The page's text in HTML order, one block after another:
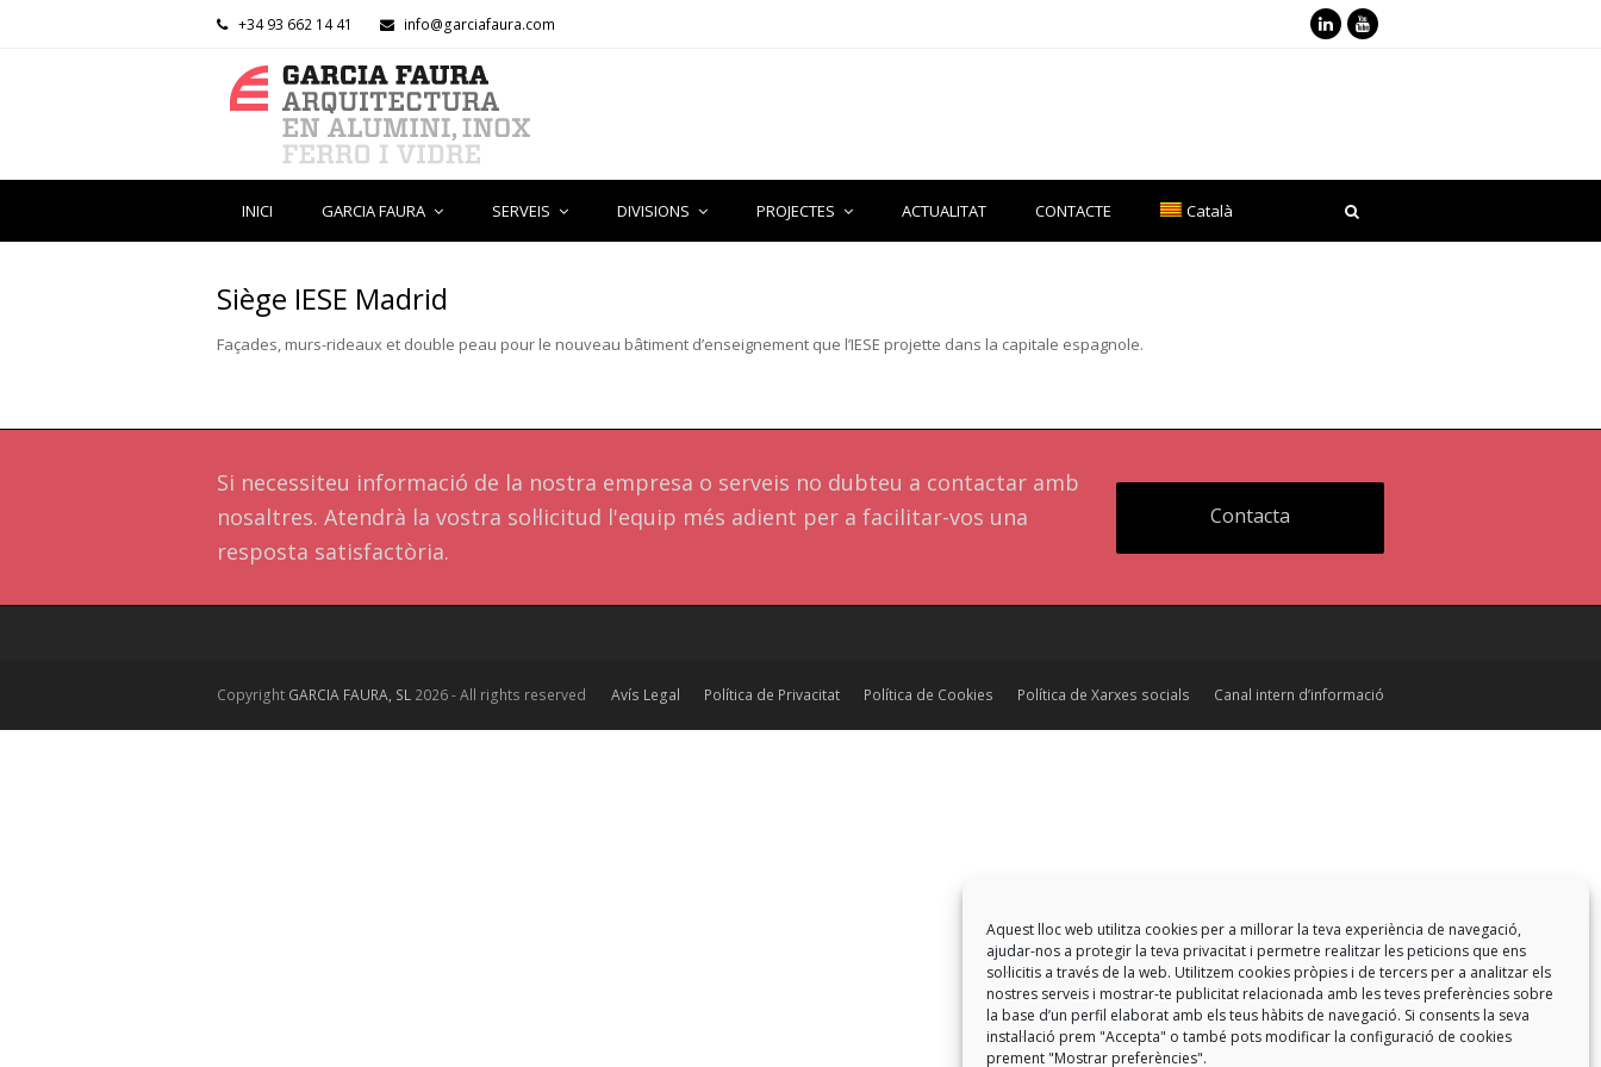
Aquest lloc web utilitza cookies per a millorar la teva experiència de navegació,
ajudar-nos a protegir la teva privacitat i permetre realitzar les peticions que ens
sol·licitis a través de la web. Utilitzem cookies pròpies i de tercers per a analitzar els
nostres serveis i mostrar-te publicitat relacionada amb les teves preferències sobre
la base d’un perfil elaborat amb els teus hàbits de navegació. Si consents la seva
instal·lació prem "Accepta" o també pots modificar la configuració de cookies
prement "Mostrar preferències".
+34 93 662 14 41 info@garciafaura.com LinkedInYoutube
INICI GARCIA FAURA SERVEIS DIVISIONS PROJECTES ACTUALITAT CONTACTE Català
Siège IESE Madrid
Façades, murs-rideaux et double peau pour le nouveau bâtiment d’enseignement que l’IESE projette dans la capitale espagnole.
Si necessiteu informació de la nostra empresa o serveis no dubteu a contactar amb
nosaltres. Atendrà la vostra sol·licitud l'equip més adient per a facilitar-vos una
resposta satisfactòria.
Contacta
Copyright GARCIA FAURA, SL 2026 - All rights reserved Avís Legal Política de Privacitat Política de Cookies Política de Xarxes socials Canal intern d’informació